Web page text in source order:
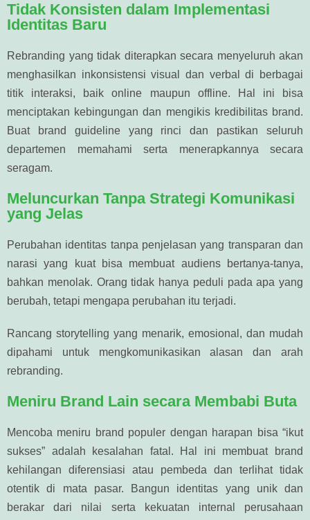
Tidak Konsisten dalam Implementasi
Identitas Baru
Rebranding yang tidak diterapkan secara menyeluruh akan
menghasilkan inkonsistensi visual dan verbal di berbagai
titik interaksi, baik online maupun offline. Hal ini bisa
menciptakan kebingungan dan mengikis kredibilitas brand.
Buat brand guideline yang rinci dan pastikan seluruh
departemen memahami serta menerapkannya secara
seragam.
Meluncurkan Tanpa Strategi Komunikasi
yang Jelas
Perubahan identitas tanpa penjelasan yang transparan dan
narasi yang kuat bisa membuat audiens bertanya-tanya,
bahkan menolak. Orang tidak hanya peduli pada apa yang
berubah, tetapi mengapa perubahan itu terjadi.
Rancang storytelling yang menarik, emosional, dan mudah
dipahami untuk mengkomunikasikan alasan dan arah
rebranding.
Meniru Brand Lain secara Membabi Buta
Mencoba meniru brand populer dengan harapan bisa “ikut
sukses” adalah kesalahan fatal. Hal ini membuat brand
kehilangan diferensiasi atau pembeda dan terlihat tidak
otentik di mata pasar. Bangun identitas yang unik dan
berakar dari nilai serta kekuatan internal perusahaan